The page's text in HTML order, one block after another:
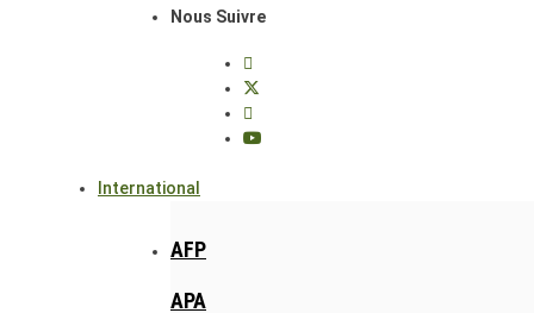
Nous Suivre
International
AFP
APA